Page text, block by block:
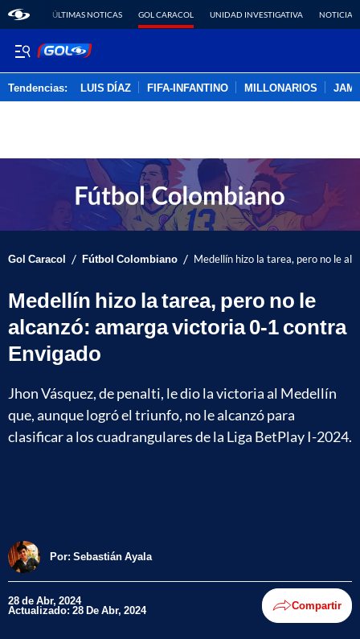
ÚLTIMAS NOTICAS GOL CARACOL UNIDAD INVESTIGATIVA NOTICIAS
Tendencias: LUIS DÍAZ FIFA-INFANTINO MILLONARIOS
Gol Caracol / Fútbol Colombiano / Medellín hizo la tarea, pero no le
Medellín hizo la tarea, pero no le
alcanzó: amarga victoria 0-1 contra
Envigado
Jhon Vásquez, de penalti, le dio la victoria al Medellín
que, aunque logró el triunfo, no le alcanzó para
clasificar a los cuadrangulares de la Liga BetPlay I-2024.
Por: Sebastián Ayala
28 de Abr, 2024
Actualizado: 28 De Abr, 2024 Compartir